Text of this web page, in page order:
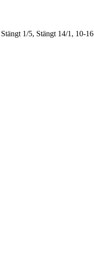
1/5, Stängt 14/1, 10-16